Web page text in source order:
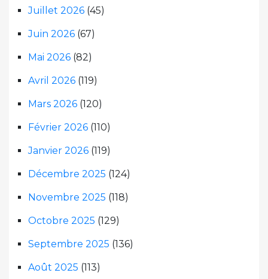
Juillet 2026 (45)
Juin 2026 (67)
Mai 2026 (82)
Avril 2026 (119)
Mars 2026 (120)
Février 2026 (110)
Janvier 2026 (119)
Décembre 2025 (124)
Novembre 2025 (118)
Octobre 2025 (129)
Septembre 2025 (136)
Août 2025 (113)